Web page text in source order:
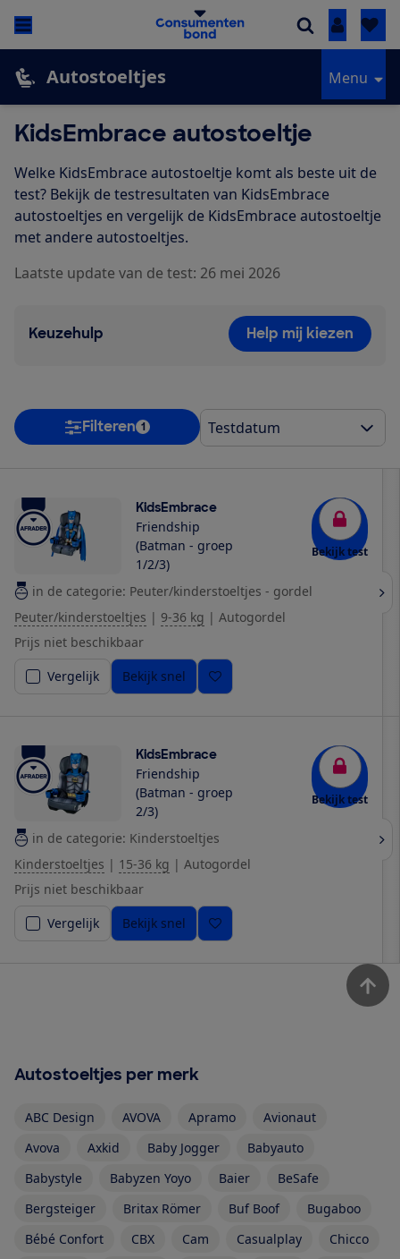
Inloggen
Autostoeltjes Menu
KidsEmbrace autostoeltje
Welke KidsEmbrace autostoeltje komt als beste uit de
test? Bekijk de testresultaten van KidsEmbrace
autostoeltjes en vergelijk de KidsEmbrace autostoeltje
met andere autostoeltjes.
Laatste update van de test: 26 mei 2026
Keuzehulp Help mij kiezen
Filteren 1
KidsEmbrace
Friendship
(Batman - groep
1/2/3)
Bekijk test
in de categorie: Peuter/kinderstoeltjes - gordel
Peuter/kinderstoeltjes | 9-36 kg | Autogordel
Prijs niet beschikbaar
Vergelijk
Bekijk snel
KidsEmbrace
Friendship
(Batman - groep
2/3)
Bekijk test
in de categorie: Kinderstoeltjes
Kinderstoeltjes | 15-36 kg | Autogordel
Prijs niet beschikbaar
Vergelijk
Bekijk snel
Autostoeltjes per merk
ABC Design AVOVA Apramo
Avionaut
Avova
Axkid Baby Jogger
Babyauto
Babystyle
Babyzen Yoyo Baier
BeSafe
Bergsteiger
Britax Römer Buf Boof
Bugaboo
Bébé Confort
CBX Cam Casualplay
Chicco